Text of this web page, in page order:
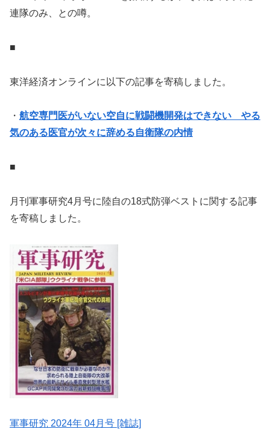
連隊のみ、との噂。
■
東洋経済オンラインに以下の記事を寄稿しました。
・ 航空専門医がいない空自に戦闘機開発はできない やる
気のある医官が次々に辞める自衛隊の内情
■
月刊軍事研究4月号に陸自の18式防弾ベストに関する記事
を寄稿しました。
軍事研究 2024年 04月号 [雑誌]